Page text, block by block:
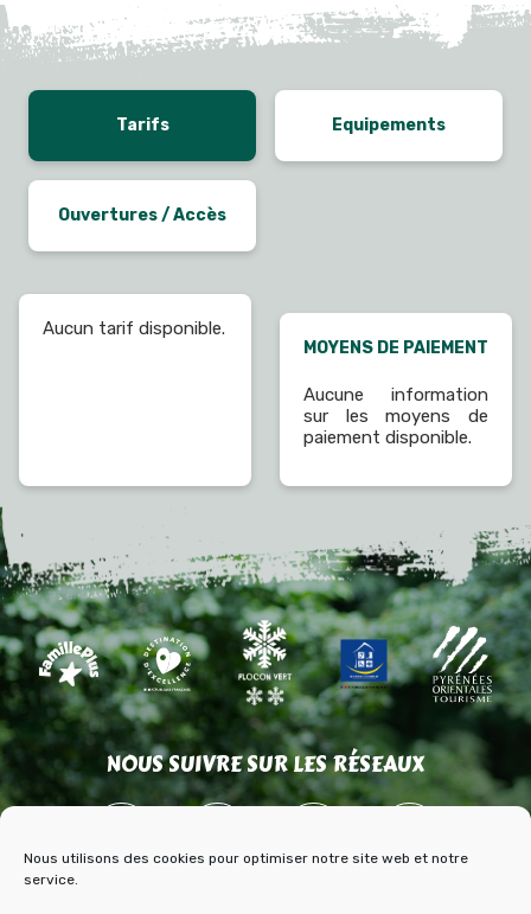
Nous utilisons des cookies pour optimiser notre site web et notre
service.
Tarifs Equipements
Ouvertures / Accès
Aucun tarif disponible.
MOYENS DE PAIEMENT
Aucune information
sur les moyens de
paiement disponible.
NOUS SUIVRE SUR LES RÉSEAUX